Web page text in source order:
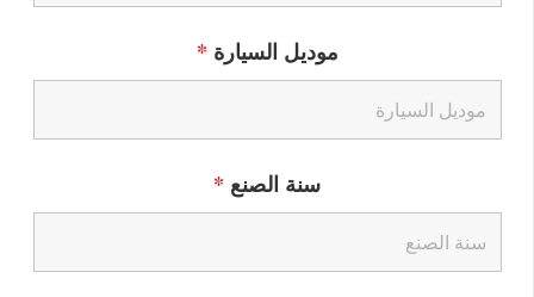
موديل السيارة *
سنة الصنع *